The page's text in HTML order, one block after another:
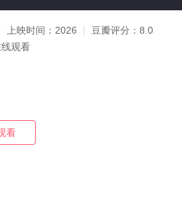
上映时间： 2026 豆瓣评分： 8.0
观看
看